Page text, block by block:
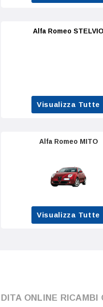
Alfa Romeo STELVIO
Visualizza Tutte
Alfa Romeo MITO
Visualizza Tutte
ONLINE RICAMBI